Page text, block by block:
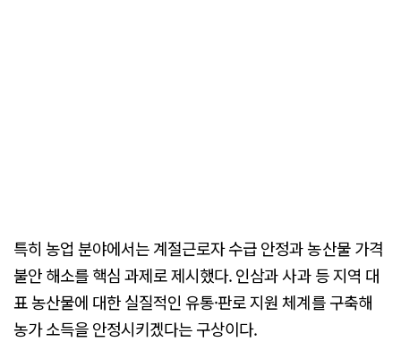
특히 농업 분야에서는 계절근로자 수급 안정과 농산물 가격
불안 해소를 핵심 과제로 제시했다. 인삼과 사과 등 지역 대
표 농산물에 대한 실질적인 유통·판로 지원 체계를 구축해
농가 소득을 안정시키겠다는 구상이다.